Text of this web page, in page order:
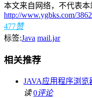
本文来自网络，不代表本
http://www.ygbks.com/
477赞
标签:Java mail.jar
相关推荐
JAVA应用程序浏览
读 0评论